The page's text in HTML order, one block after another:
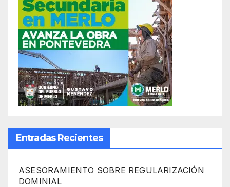
Entradas Recientes
ASESORAMIENTO SOBRE REGULARIZACIÓN
DOMINIAL